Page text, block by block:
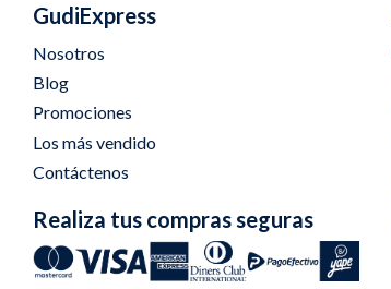
GudiExpress
Nosotros
Blog
Promociones
Los más vendido
Contáctenos
Realiza tus compras seguras